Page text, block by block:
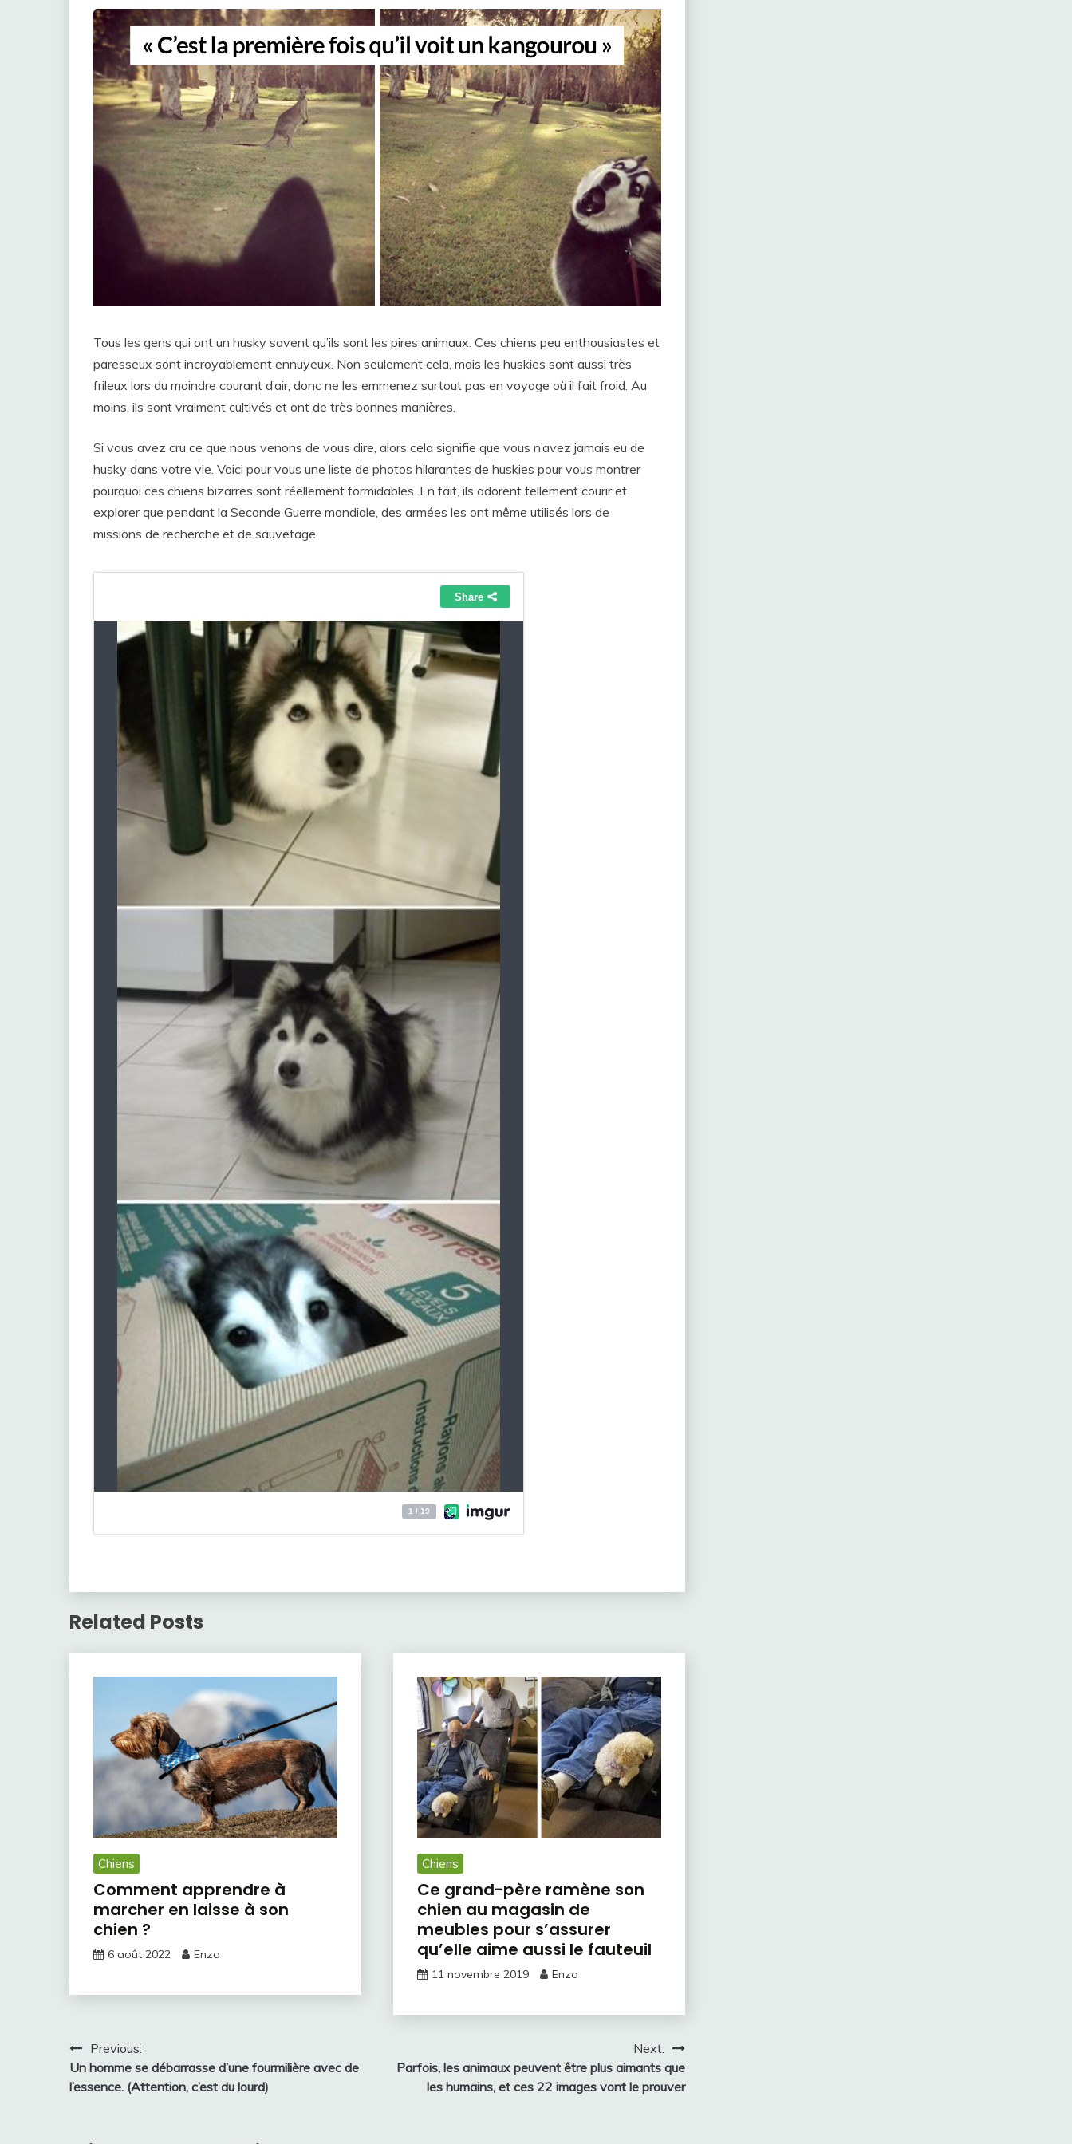
Tous les gens qui ont un husky savent qu’ils sont les pires animaux. Ces chiens peu enthousiastes et
paresseux sont incroyablement ennuyeux. Non seulement cela, mais les huskies sont aussi très
frileux lors du moindre courant d’air, donc ne les emmenez surtout pas en voyage où il fait froid. Au
moins, ils sont vraiment cultivés et ont de très bonnes manières.
Si vous avez cru ce que nous venons de vous dire, alors cela signifie que vous n’avez jamais eu de
husky dans votre vie. Voici pour vous une liste de photos hilarantes de huskies pour vous montrer
pourquoi ces chiens bizarres sont réellement formidables. En fait, ils adorent tellement courir et
explorer que pendant la Seconde Guerre mondiale, des armées les ont même utilisés lors de
missions de recherche et de sauvetage.
Related Posts
Chiens
Comment apprendre à
marcher en laisse à son
chien ?
6 août 2022 Enzo
Chiens
Ce grand-père ramène son
chien au magasin de
meubles pour s’assurer
qu’elle aime aussi le fauteuil
11 novembre 2019 Enzo
Navigation
de
Previous:
Un homme se débarrasse d’une fourmilière avec de
l’essence. (Attention, c’est du lourd)
Next:
Parfois, les animaux peuvent être plus aimants que
les humains, et ces 22 images vont le prouver